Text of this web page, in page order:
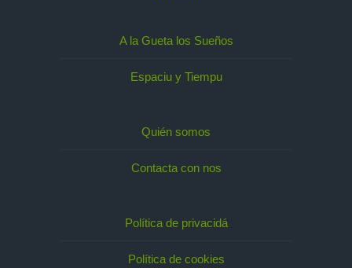
A la Gueta los Sueños
Espaciu y Tiempu
Quién somos
Contacta con nos
Política de privacidá
Política de cookies